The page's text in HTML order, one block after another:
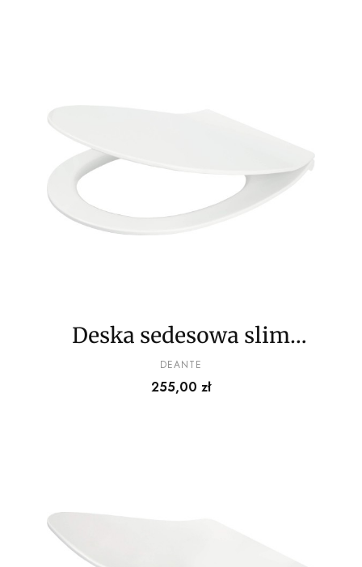
Deska sedesowa slim
wolnoopadająca
PRODUCENT
DEANTE
Cena
255,00 zł